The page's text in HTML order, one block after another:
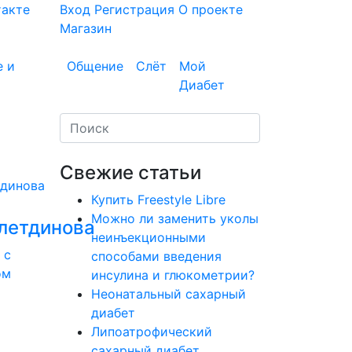
Вход Регистрация О проекте
Магазин
и Общение Слёт
Мой
Диабет
с
Свежие статьи
Купить Freestyle Libre
Можно ли заменить уколы
неинъекционными
способами введения
инсулина и глюкометрии?
Неонатальный сахарный
диабет
Липоатрофический